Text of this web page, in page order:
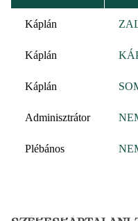
Káplán
Káplán
Káplán
Adminisztrátor
Plébános